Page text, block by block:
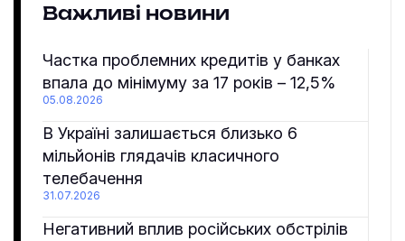
Важливі новини
Частка проблемних кредитів у банках
впала до мінімуму за 17 років – 12,5%
05.08.2026
В Україні залишається близько 6
мільйонів глядачів класичного
телебачення
31.07.2026
Негативний вплив російських обстрілів